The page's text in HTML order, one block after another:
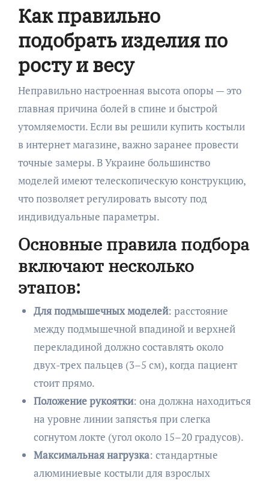
Как правильно
подобрать изделия по
росту и весу
Неправильно настроенная высота опоры — это
главная причина болей в спине и быстрой
утомляемости. Если вы решили купить костыли
в интернет магазине, важно заранее провести
точные замеры. В Украине большинство
моделей имеют телескопическую конструкцию,
что позволяет регулировать высоту под
индивидуальные параметры.
Основные правила подбора
включают несколько
этапов:
Для подмышечных моделей: расстояние
между подмышечной впадиной и верхней
перекладиной должно составлять около
двух-трех пальцев (3–5 см), когда пациент
стоит прямо.
Положение рукоятки: она должна находиться
на уровне линии запястья при слегка
согнутом локте (угол около 15–20 градусов).
Максимальная нагрузка: стандартные
алюминиевые костыли для взрослых